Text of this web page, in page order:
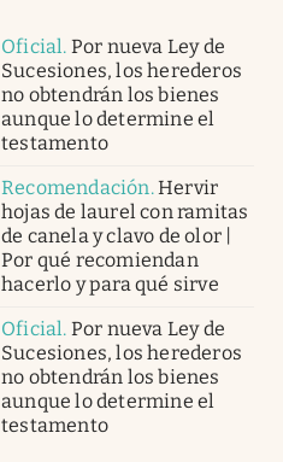
Oficial. Por nueva Ley de
Sucesiones, los herederos
no obtendrán los bienes
aunque lo determine el
testamento
Recomendación.Hervir
hojas de laurel con ramitas
de canela y clavo de olor |
Por qué recomiendan
hacerlo y para qué sirve
Oficial. Por nueva Ley de
Sucesiones, los herederos
no obtendrán los bienes
aunque lo determine el
testamento